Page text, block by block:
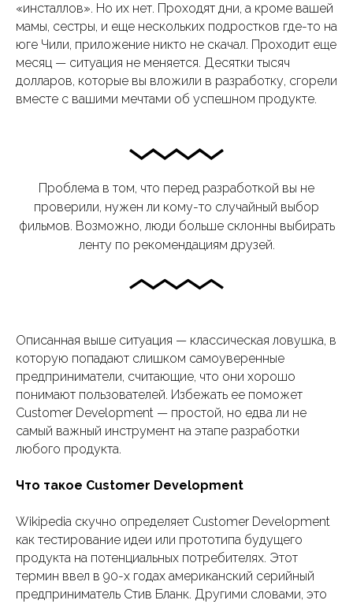
«инсталлов». Но их нет. Проходят дни, а кроме вашей
мамы, сестры, и еще нескольких подростков где-то на
юге Чили, приложение никто не скачал. Проходит еще
месяц — ситуация не меняется. Десятки тысяч
долларов, которые вы вложили в разработку, сгорели
вместе с вашими мечтами об успешном продукте.
Проблема в том, что перед разработкой вы не
проверили, нужен ли кому-то случайный выбор
фильмов. Возможно, люди больше склонны выбирать
ленту по рекомендациям друзей.
Описанная выше ситуация — классическая ловушка, в
которую попадают слишком самоуверенные
предприниматели, считающие, что они хорошо
понимают пользователей. Избежать ее поможет
Customer Development — простой, но едва ли не
самый важный инструмент на этапе разработки
любого продукта.
Что такое Customer Development
Wikipedia скучно определяет Customer Development
как тестирование идеи или прототипа будущего
продукта на потенциальных потребителях. Этот
термин ввел в 90-х годах американский серийный
предприниматель Стив Бланк. Другими словами, это